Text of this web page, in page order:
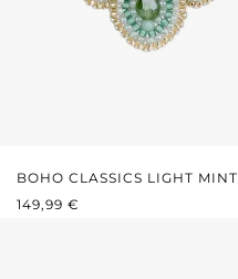
BOHO CLASSICS LIGHT MINT
PRIX RÉGULIER :
149,99 €